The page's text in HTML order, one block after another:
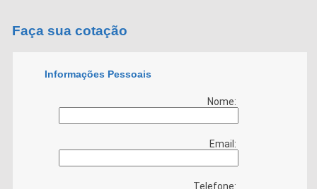
Faça sua cotação
Informações Pessoais
Nome:
Email:
Telefone: